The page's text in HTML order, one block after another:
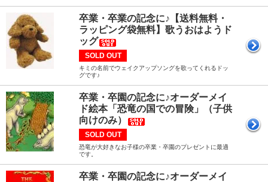
卒業・卒業の記念に♪【送料無料・
ラッピング袋無料】歌うおはようド
ッグ
SOLD OUT
キミの名前でウェイクアップソングを歌ってくれるドッ
グです♪
卒業・卒園の記念に♪オーダーメイ
ド絵本「恐竜の国での冒険」（子供
向けのみ）
SOLD OUT
恐竜が大好きなお子様の卒業・卒園のプレゼントに最適
です。
卒業・卒園の記念に♪オーダーメイ